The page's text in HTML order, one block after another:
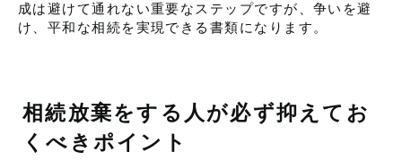
成は避けて通れない重要なステップですが、争いを避
け、平和な相続を実現できる書類になります。
相続放棄をする人が必ず抑えてお
くべきポイント